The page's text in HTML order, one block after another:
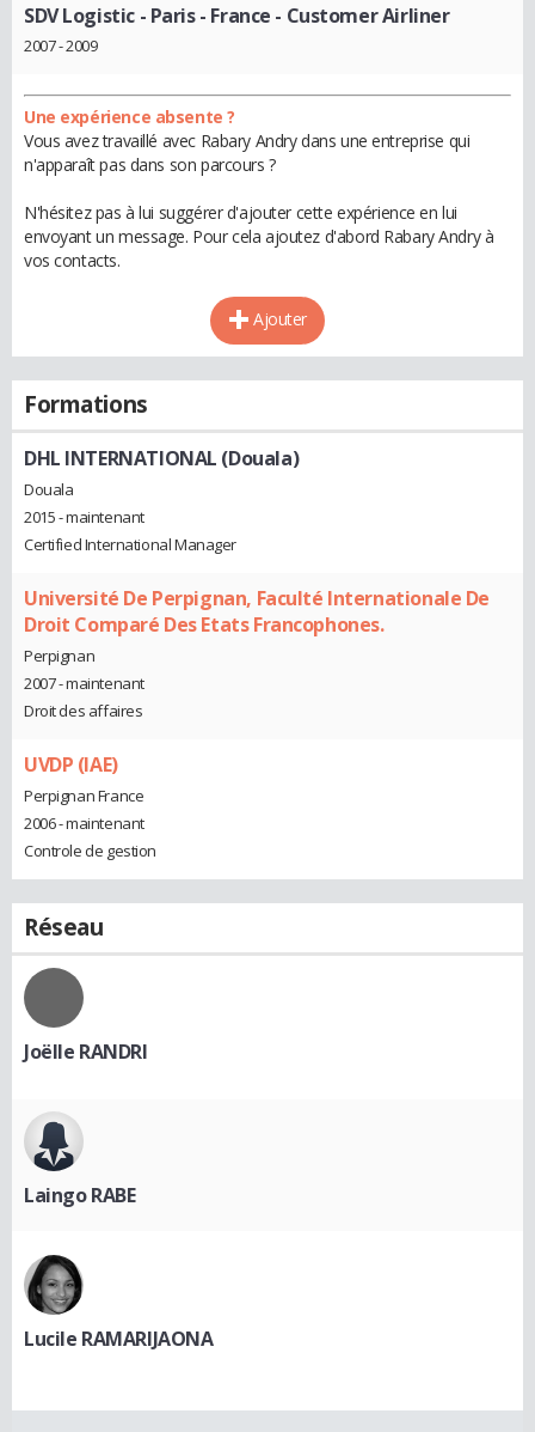
SDV Logistic - Paris - France - Customer Airliner
2007 - 2009
Une expérience absente ?
Vous avez travaillé avec Rabary Andry dans une entreprise qui
n'apparaît pas dans son parcours ?
N'hésitez pas à lui suggérer d'ajouter cette expérience en lui
envoyant un message. Pour cela ajoutez d'abord Rabary Andry à
vos contacts.
Ajouter
Formations
DHL INTERNATIONAL (Douala)
Douala
2015 - maintenant
Certified International Manager
Université De Perpignan, Faculté Internationale De
Droit Comparé Des Etats Francophones.
Perpignan
2007 - maintenant
Droit des affaires
UVDP (IAE)
Perpignan France
2006 - maintenant
Controle de gestion
Réseau
Joëlle RANDRI
Laingo RABE
Lucile RAMARIJAONA